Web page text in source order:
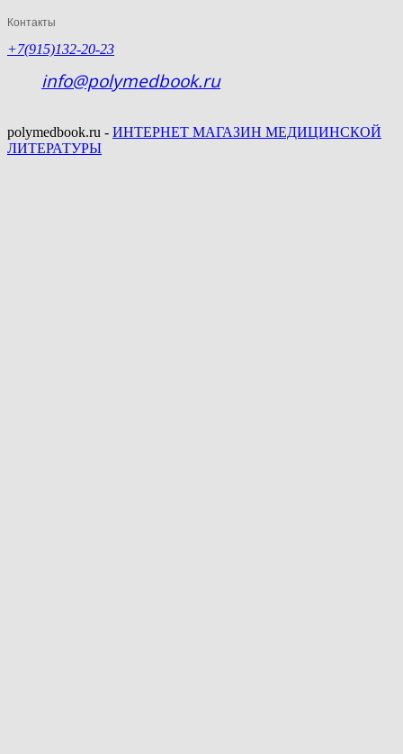
Контакты
+7(915)132-20-23
info@polymedbook.ru
polymedbook.ru - ИНТЕРНЕТ МАГАЗИН МЕДИЦИНСКОЙ
ЛИТЕРАТУРЫ